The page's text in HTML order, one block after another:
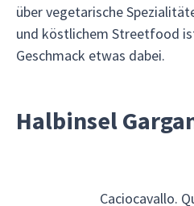
über vegetarische
und köstlichem Streetfood
Geschmack etwas dabei.
Halbinsel
Caciocavallo.